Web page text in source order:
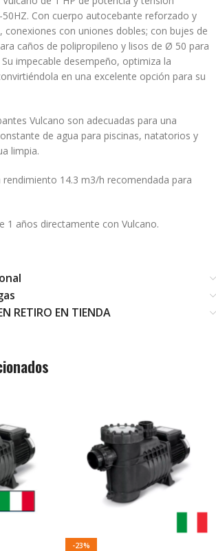
Con cuerpo autocebante reforzado y
con uniones dobles; con bujes de
caños de polipropileno y lisos de Ø 50 para
impecable desempeño, optimiza la
en una excelente opción para su
Vulcano son adecuadas para una
de agua para piscinas, natatorios y
limpia.
14.3 m3/h recomendada para
1 años directamente con Vulcano.
RETIRO EN TIENDA
-23%